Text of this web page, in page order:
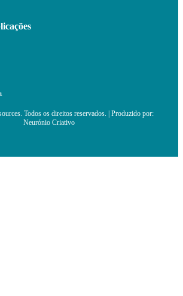
Todos os direitos reservados. | Produzido por:
Neurónio Criativo